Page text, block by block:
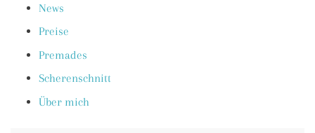
News
Preise
Premades
Scherenschnitt
Über mich